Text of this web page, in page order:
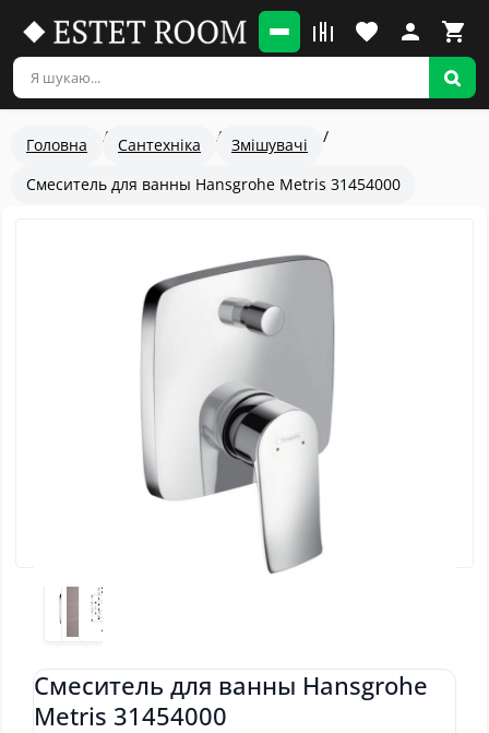
Головна Сантехніка
Змішувачі
Смеситель для ванны Hansgrohe Metris 31454000
Смеситель для ванны Hansgrohe
Metris 31454000